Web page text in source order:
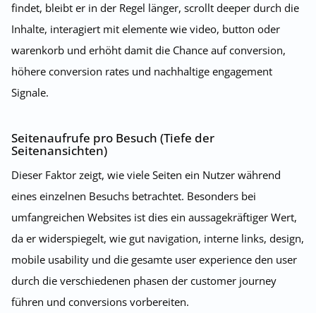
findet, bleibt er in der Regel länger, scrollt deeper durch die
Inhalte, interagiert mit elemente wie video, button oder
warenkorb und erhöht damit die Chance auf conversion,
höhere conversion rates und nachhaltige engagement
Signale.
Seitenaufrufe pro Besuch (Tiefe der
Seitenansichten)
Dieser Faktor zeigt, wie viele Seiten ein Nutzer während
eines einzelnen Besuchs betrachtet. Besonders bei
umfangreichen Websites ist dies ein aussagekräftiger Wert,
da er widerspiegelt, wie gut navigation, interne links, design,
mobile usability und die gesamte user experience den user
durch die verschiedenen phasen der customer journey
führen und conversions vorbereiten.